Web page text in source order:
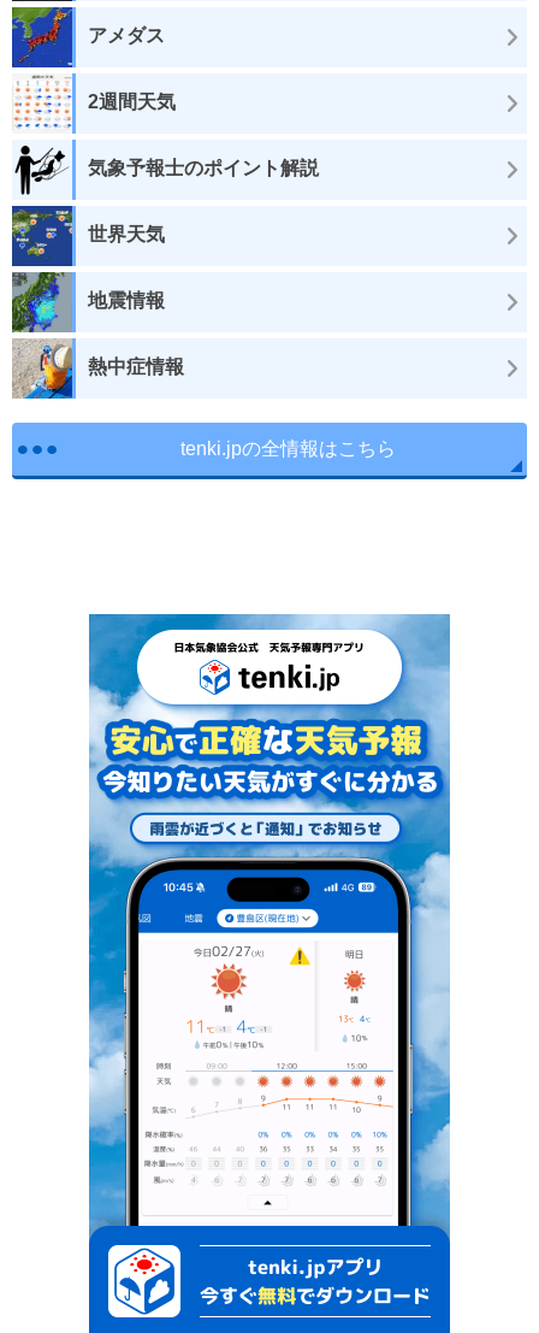
アメダス
2週間天気
気象予報士のポイント解説
世界天気
地震情報
熱中症情報
tenki.jpの全情報はこちら